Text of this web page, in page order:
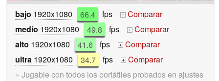
bajo 1920x1080 66.4 fps +
Comparar
medio 1920x1080 49.8 fps +
Comparar
alto 1920x1080 41.6 fps +
Comparar
ultra 1920x1080 34.7 fps +
Comparar
» Jugable con todos los portátiles probados en ajustes